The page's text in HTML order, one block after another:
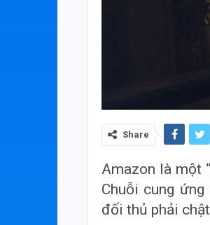
Share
Amazon là một
Chuỗi cung
đối thủ phải